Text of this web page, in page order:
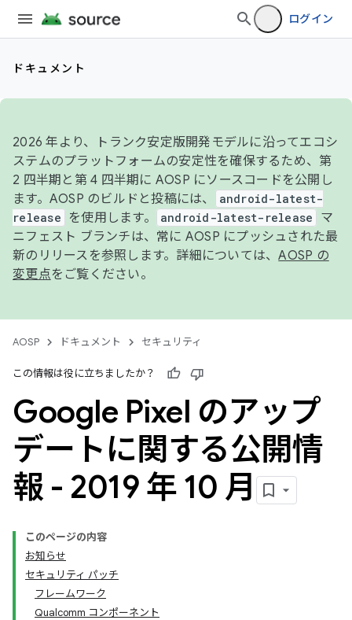
ログイン
ドキュメント
2026 年より、トランク安定版開発モデルに沿ってエコシ
ステムのプラットフォームの安定性を確保するため、第
2 四半期と第 4 四半期に AOSP にソースコードを公開し
ます。AOSP のビルドと投稿には、
android-latest-
release
を使用します。 android-latest-release
マ
ニフェスト ブランチは、常に AOSP にプッシュされた最
新のリリースを参照します。詳細については、AOSP の
変更点をご覧ください。
AOSP ドキュメント セキュリティ
この情報は役に立ちましたか？
Google Pixel のアップ
デートに関する公開情
報 - 2019 年 10 月
このページの内容
お知らせ
セキュリティ パッチ
フレームワーク
Qualcomm コンポーネント